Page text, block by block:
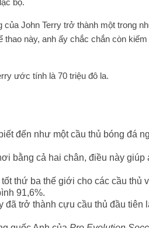
bộ.
John Terry trở thành một trong
này, anh ấy chắc chắn còn
ước tính là 70 triệu đô la.
đến như một cầu thủ bóng đá
bằng cả hai chân, điều này
thứ ba thế giới cho các cầu thủ
91,6%.
đã trở thành cựu cầu thủ đầu tiên